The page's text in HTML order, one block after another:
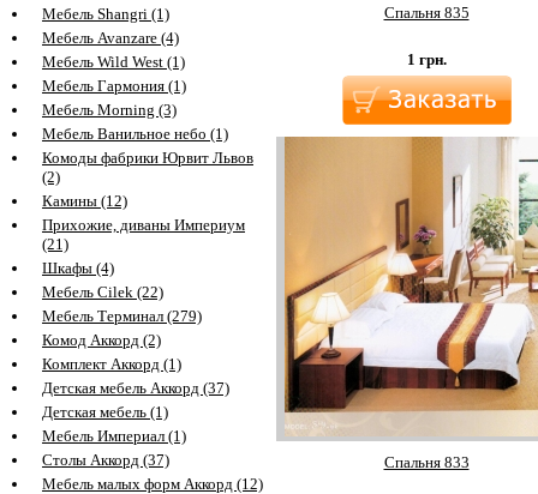
Мебель Shangri (1)
Мебель Avanzare (4)
Мебель Wild West (1)
Мебель Гармония (1)
Мебель Morning (3)
Мебель Ванильное небо (1)
Комоды фабрики Юрвит Львов
(2)
Камины (12)
Прихожие, диваны Империум
(21)
Шкафы (4)
Мебель Cilek (22)
Мебель Терминал (279)
Комод Аккорд (2)
Комплект Аккорд (1)
Детская мебель Аккорд (37)
Детская мебель (1)
Мебель Империал (1)
Столы Аккорд (37)
Мебель малых форм Аккорд (12)
Спальня 835
1 грн.
Спальня 833